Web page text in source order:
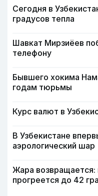
Сегодня в
градусов тепла
Шавкат Мирзиёев
телефону
Бывшего хокима
годам тюрьмы
Курс валют в
В Узбекистане
аэрологический шар
Жара
прогреется до 42